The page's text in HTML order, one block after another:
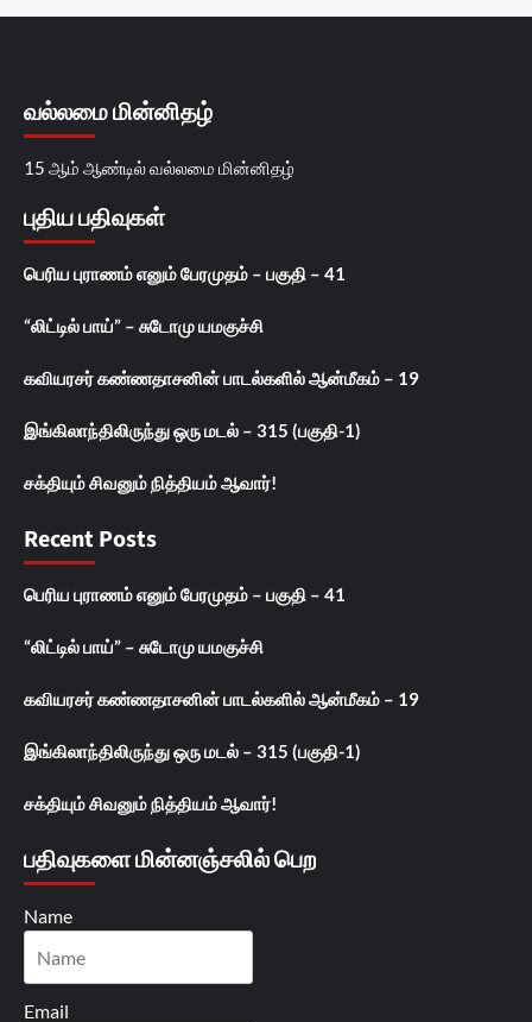
வல்லமை மின்னிதழ்
15 ஆம் ஆண்டில் வல்லமை மின்னிதழ்
புதிய பதிவுகள்
பெரிய புராணம் எனும் பேரமுதம் – பகுதி – 41
“லிட்டில் பாய்” – சுடோமு யமகுச்சி
கவியரசர் கண்ணதாசனின் பாடல்களில் ஆன்மீகம் – 19
இங்கிலாந்திலிருந்து ஒரு மடல் – 315 (பகுதி-1)
சக்தியும் சிவனும் நித்தியம் ஆவார்!
Recent Posts
பெரிய புராணம் எனும் பேரமுதம் – பகுதி – 41
“லிட்டில் பாய்” – சுடோமு யமகுச்சி
கவியரசர் கண்ணதாசனின் பாடல்களில் ஆன்மீகம் – 19
இங்கிலாந்திலிருந்து ஒரு மடல் – 315 (பகுதி-1)
சக்தியும் சிவனும் நித்தியம் ஆவார்!
பதிவுகளை மின்னஞ்சலில் பெற
Name
Email